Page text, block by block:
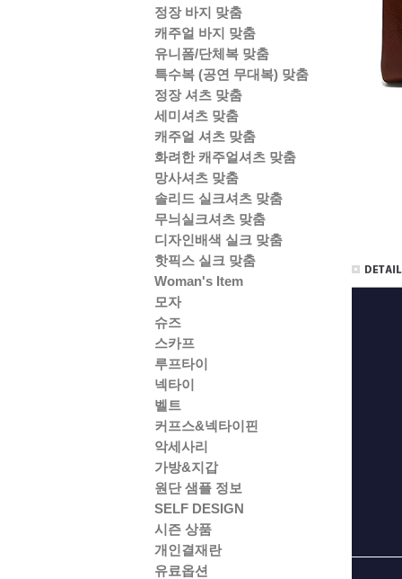
정장 바지 맞춤
캐주얼 바지 맞춤
유니폼/단체복 맞춤
특수복 (공연 무대복) 맞춤
정장 셔츠 맞춤
세미셔츠 맞춤
캐주얼 셔츠 맞춤
화려한 캐주얼셔츠 맞춤
망사셔츠 맞춤
솔리드 실크셔츠 맞춤
무늬실크셔츠 맞춤
디자인배색 실크 맞춤
핫픽스 실크 맞춤
Woman's Item
모자
슈즈
스카프
루프타이
넥타이
벨트
커프스&넥타이핀
악세사리
가방&지갑
원단 샘플 정보
SELF DESIGN
시즌 상품
개인결재란
유료옵션